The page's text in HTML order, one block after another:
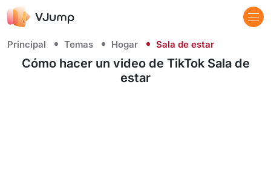
Principal Temas Hogar Sala de estar
Cómo hacer un video de TikTok Sala de
estar